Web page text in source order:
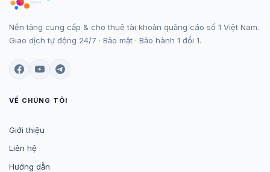
Nền tảng cung cấp & cho thuê tài khoản quảng cáo số 1 Việt Nam.
Giao dịch tự động 24/7 · Bảo mật · Bảo hành 1 đổi 1.
VỀ CHÚNG TÔI
Giới thiệu
Liên hệ
Hướng dẫn